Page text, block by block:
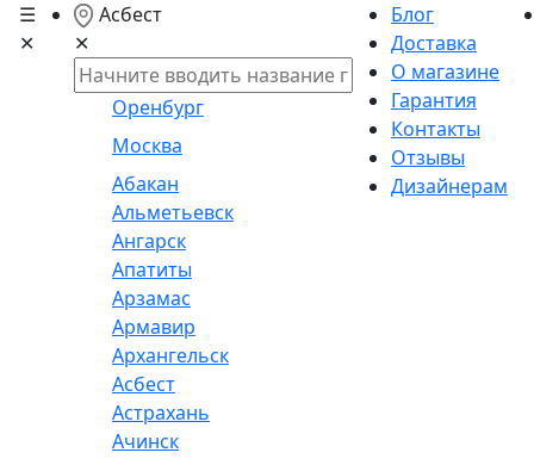
☰
✕
Асбест
✕
Оренбург
Москва
Абакан
Альметьевск
Ангарск
Апатиты
Арзамас
Армавир
Архангельск
Асбест
Астрахань
Ачинск
Блог
Доставка
О магазине
Гарантия
Контакты
Отзывы
Дизайнерам